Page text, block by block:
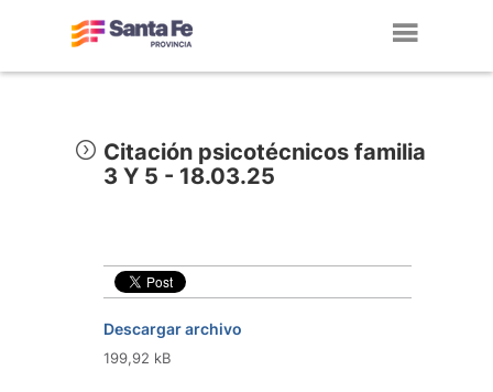
Citación psicotécnicos familia
3 Y 5 - 18.03.25
Descargar archivo
199,92 kB